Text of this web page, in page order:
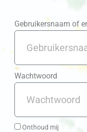
Gebruikersnaam of
Wachtwoord
Onthoud mij